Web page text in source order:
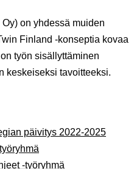
on yhdessä muiden
Finland -konseptia kovaa
työn sisällyttäminen
keskeiseksi tavoitteeksi.
päivitys 2022-2025
-työryhmä